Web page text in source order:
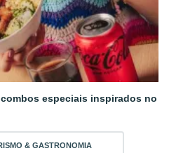
especiais inspirados no
& GASTRONOMIA